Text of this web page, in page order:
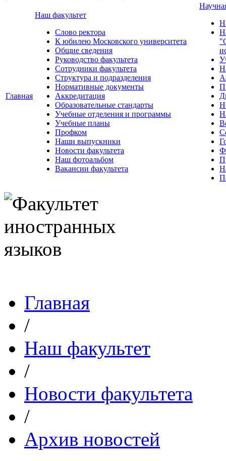
Главная
Наш факультет
Слово ректора
К юбилею Московского университета
Общие сведения
Руководство факультета
Сотрудники факультета
Структура и подразделения
Нормативные документы
Аккредитация
Образовательные стандарты
Учебные отделения и программы
Учебные планы
Профком
Наши выпускники
Новости факультета
Наш фотоальбом
Вакансии факультета
Главная
/
Наш факультет
/
Новости факультета
/
Архив новостей